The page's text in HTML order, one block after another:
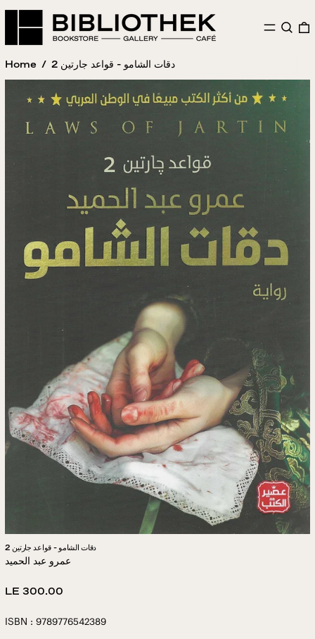
MENU
Home / دقات الشامو - قواعد جارتين 2
دقات الشامو - قواعد جارتين 2
عمرو عبد الحميد
Regular
LE 300.00
ISBN : 9789776542389